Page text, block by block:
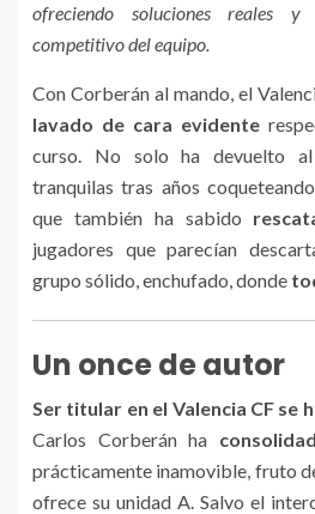
ofreciendo soluciones reales
competitivo del equipo.
Con Corberán al mando, el
lavado de cara evidente
curso. No solo ha devuelto
tranquilas tras años
que también ha sabido
jugadores que parecían
grupo sólido, enchufado, donde
Un once de autor
Ser titular en el Valencia CF se
Carlos Corberán ha
prácticamente inamovible, fruto
ofrece su unidad A. Salvo el